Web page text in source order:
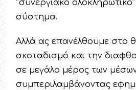
‘’συνεργιακό
σύστημα.
Αλλά ας επανέλθουμε στο
σκοταδισμό και την
σε μεγάλο μέρος των
συμπεριλαμβάνοντας